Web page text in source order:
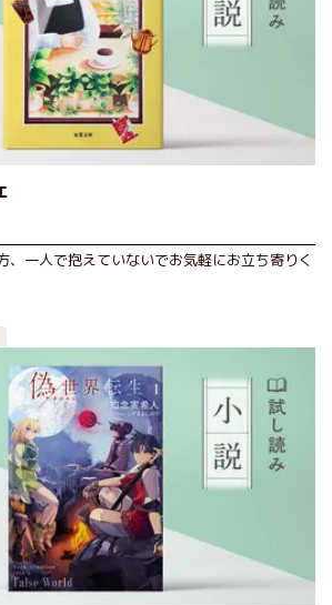
、一人で抱えていないでお気軽にお立ち寄りく